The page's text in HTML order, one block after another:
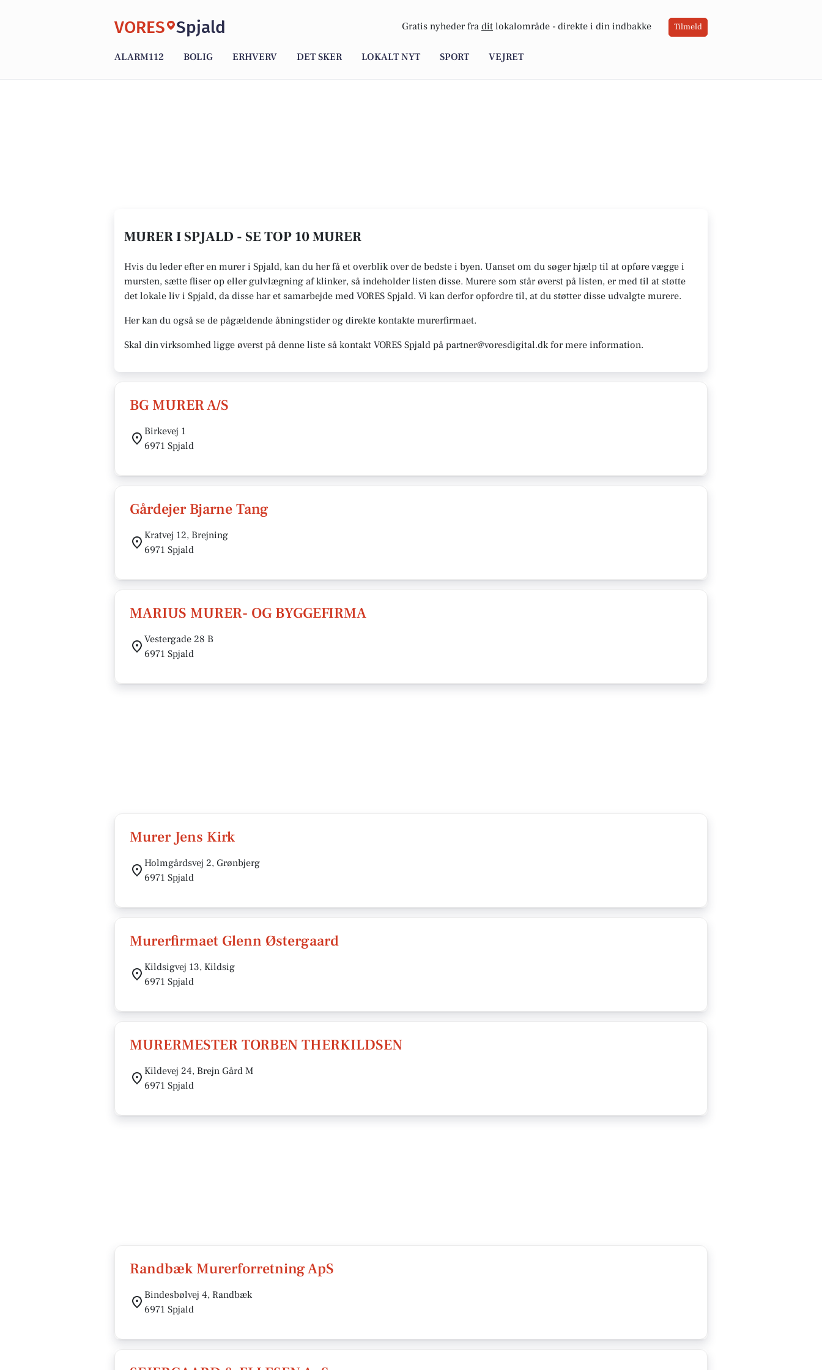
VORES Spjald Gratis nyheder fra dit lokalområde - direkte i din indbakke Tilmeld
ALARM112 BOLIG ERHVERV DET SKER LOKALT NYT SPORT VEJRET
MURER I SPJALD - SE TOP 10 MURER
Hvis du leder efter en murer i Spjald, kan du her få et overblik over de bedste i byen. Uanset om du søger hjælp til at opføre vægge i
mursten, sætte fliser op eller gulvlægning af klinker, så indeholder listen disse. Murere som står øverst på listen, er med til at støtte
det lokale liv i Spjald, da disse har et samarbejde med VORES Spjald. Vi kan derfor opfordre til, at du støtter disse udvalgte murere.
Her kan du også se de pågældende åbningstider og direkte kontakte murerfirmaet.
Skal din virksomhed ligge øverst på denne liste så kontakt VORES Spjald på partner@voresdigital.dk for mere information.
BG MURER A/S
Birkevej 1
6971 Spjald
Gårdejer Bjarne Tang
Kratvej 12, Brejning
6971 Spjald
MARIUS MURER- OG BYGGEFIRMA
Vestergade 28 B
6971 Spjald
Murer Jens Kirk
Holmgårdsvej 2, Grønbjerg
6971 Spjald
Murerfirmaet Glenn Østergaard
Kildsigvej 13, Kildsig
6971 Spjald
MURERMESTER TORBEN THERKILDSEN
Kildevej 24, Brejn Gård M
6971 Spjald
Randbæk Murerforretning ApS
Bindesbølvej 4, Randbæk
6971 Spjald